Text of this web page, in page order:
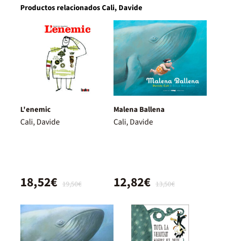
Productos relacionados Cali, Davide
L'enemic
Cali, Davide
19,50€
18,52€
Malena Ballena
Cali, Davide
13,50€
12,82€